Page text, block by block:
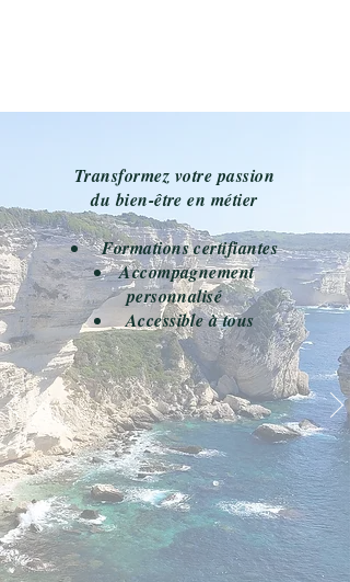
Transformez votre passion
du bien-être en métier
Formations certifiantes
Accompagnement
personnalisé
Accessible à tous